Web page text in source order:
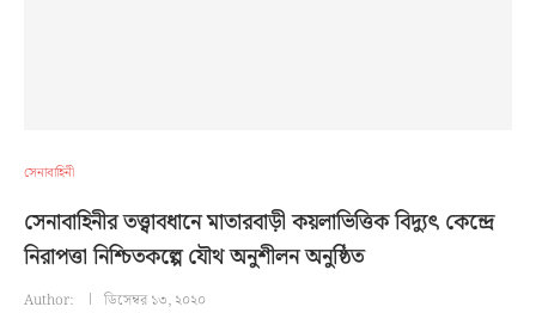
সেনাবাহিনী
সেনাবাহিনীর তত্ত্বাবধানে মাতারবাড়ী কয়লাভিত্তিক বিদ্যুৎ কেন্দ্রে
নিরাপত্তা নিশ্চিতকল্পে যৌথ অনুশীলন অনুষ্ঠিত
Author: ডিসেম্বর ১৩, ২০২০